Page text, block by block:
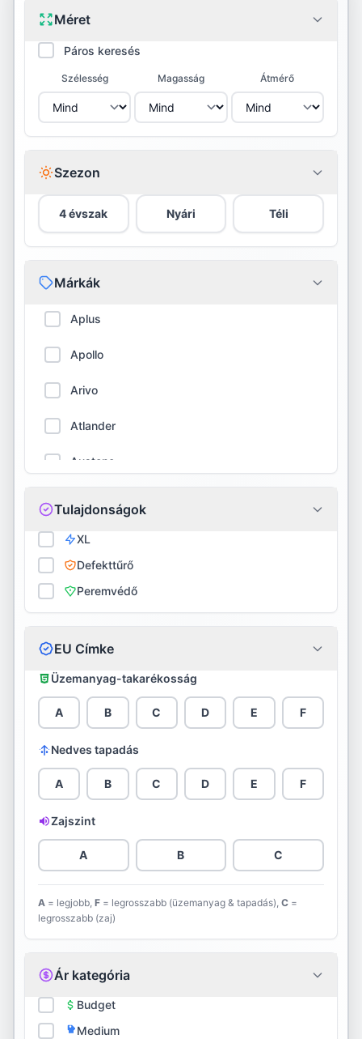
Méret
Páros keresés
Szélesség Magasság Átmérő
Szezon
4 évszak Nyári Téli
Márkák
Aplus
Apollo
Arivo
Atlander
Austone
BFGoodrich
Bridgestone
Cooper
Davanti
Debica
Diamondback
Diplomat
Double Star
Dunlop
Evergreen
Fortune
Tulajdonságok
XL
Defekttűrő
Peremvédő
EU Címke
Üzemanyag-takarékosság
A B C D E F
Nedves tapadás
A B C D E F
Zajszint
A B C
A = legjobb, F = legrosszabb (üzemanyag & tapadás), C =
legrosszabb (zaj)
Ár kategória
Budget
Medium